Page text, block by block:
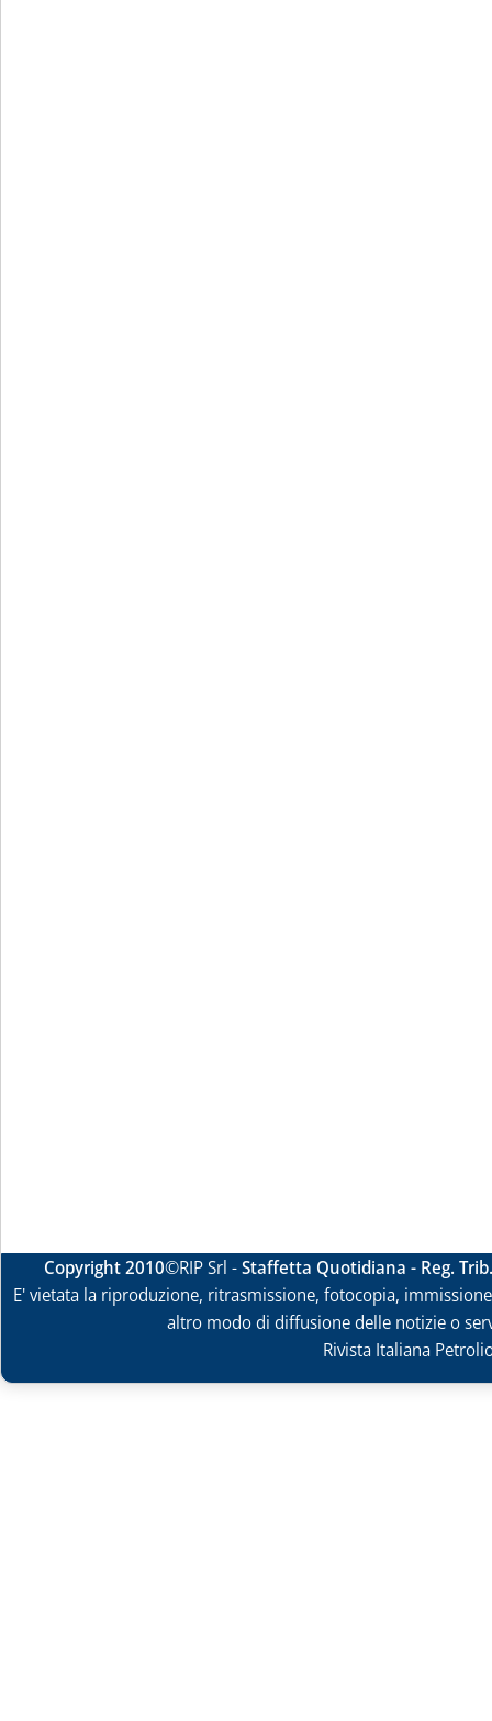
Copyright 2010©RIP Srl -Staffetta Quotidiana - Reg.
E' vietata la riproduzione, ritrasmissione, fotocopia,
altro modo di diffusione delle notizie o
Rivista Italiana